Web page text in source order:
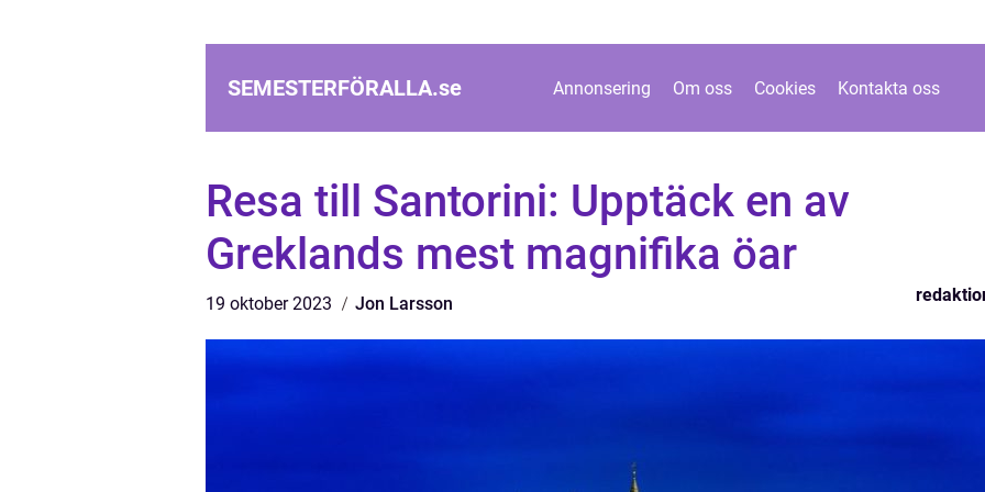
SEMESTERFÖRALLA.se Annonsering Om oss Cookies Kontakta oss
Resa till Santorini: Upptäck en av
Greklands mest magnifika öar
19 oktober 2023 Jon Larsson